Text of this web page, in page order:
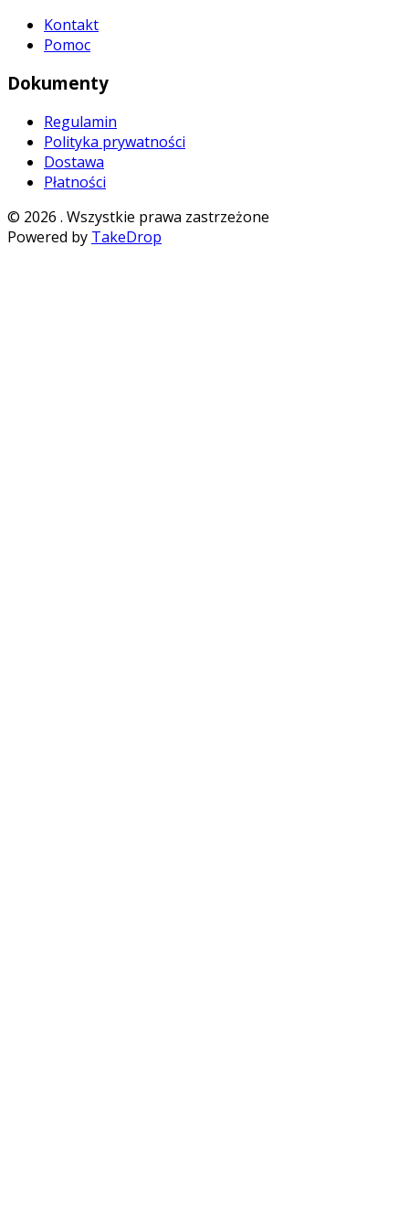
Kontakt
Pomoc
Dokumenty
Regulamin
Polityka prywatności
Dostawa
Płatności
© 2026 . Wszystkie prawa zastrzeżone
Powered by TakeDrop